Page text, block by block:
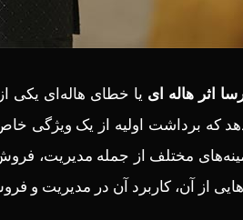
اثر هاله ای یا خطای هاله‌ای یکی
که برداشت اولیه از یک ویژگی
مختلف از جمله مدیریت،
از آن، کاربرد آن در مدیریت و